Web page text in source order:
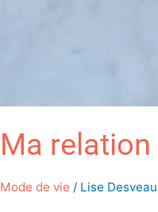
Ma
Mode de vie / Lise